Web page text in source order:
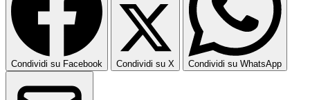
Condividi su Facebook Condividi su X Condividi su WhatsApp